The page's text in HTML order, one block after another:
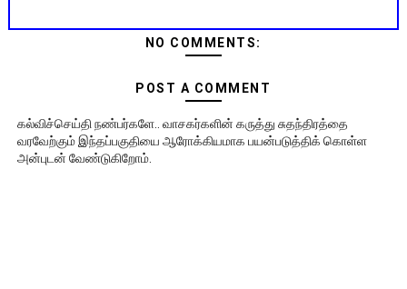
NO COMMENTS:
POST A COMMENT
கல்விச்செய்தி நண்பர்களே.. வாசகர்களின் கருத்து சுதந்திரத்தை
வரவேற்கும் இந்தப்பகுதியை ஆரோக்கியமாக பயன்படுத்திக் கொள்ள
அன்புடன் வேண்டுகிறோம்.